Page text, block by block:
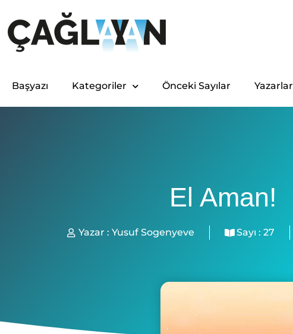
Başyazı Kategoriler Önceki Sayılar Yazarlar
El Aman!
Yazar : Yusuf Sogenyeve Sayı : 27